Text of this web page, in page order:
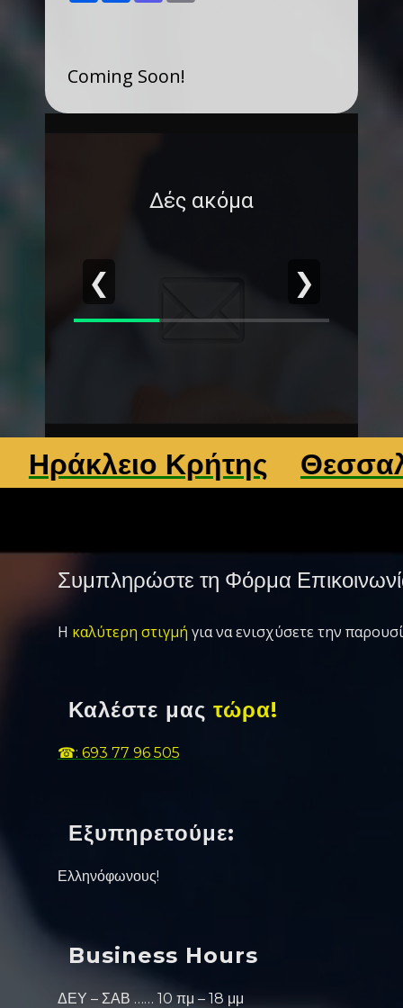
Coming Soon!
Δές ακόμα
❮ ❯
Κρήτης
Συμπληρώστε τη Φόρμα
Η καλύτερη στιγμή για να ενισχύσετε την
Καλέστε μας τώρα!
☎: 693 77 96 505
Εξυπηρετούμε:
Ελληνόφωνους!
Business Hours
ΔΕΥ – ΣΑΒ …… 10 πμ – 18 μμ